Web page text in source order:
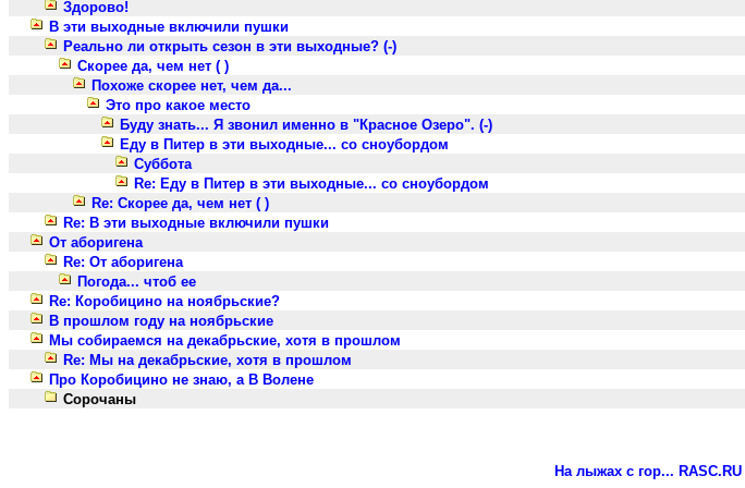
Здорово!
В эти выходные включили пушки
Реально ли открыть сезон в эти выходные? (-)
Скорее да, чем нет ( )
Похоже скорее нет, чем да...
Это про какое место
Буду знать... Я звонил именно в "Красное Озеро". (-)
Еду в Питер в эти выходные... со сноубордом
Суббота
Re: Еду в Питер в эти выходные... со сноубордом
Re: Скорее да, чем нет ( )
Re: В эти выходные включили пушки
От аборигена
Re: От аборигена
Погода... чтоб ее
Re: Коробицино на ноябрьские?
В прошлом году на ноябрьские
Мы собираемся на декабрьские, хотя в прошлом
Re: Мы на декабрьские, хотя в прошлом
Про Коробицино не знаю, а В Волене
Сорочаны
На лыжах с гор... RASC.RU